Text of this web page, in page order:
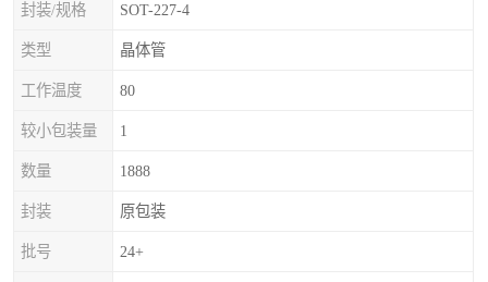
封装/规格 SOT-227-4
类型 晶体管
工作温度 80
较小包装量 1
数量 1888
封装 原包装
批号 24+